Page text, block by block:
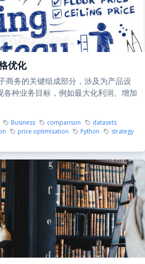
优化
商务的关键组成部分，涉及为产品设
各种业务目标，例如最大化利润、增加
Business comparison
datasets
price optimisation Python strategy